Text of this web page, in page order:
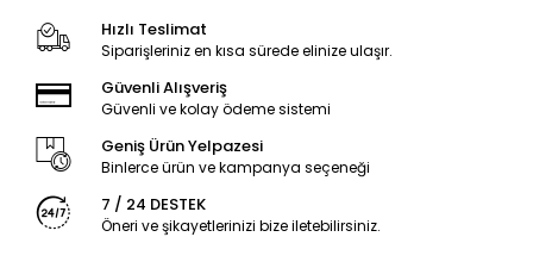
Hızlı Teslimat
Siparişleriniz en kısa sürede elinize ulaşır.
Güvenli Alışveriş
Güvenli ve kolay ödeme sistemi
Geniş Ürün Yelpazesi
Binlerce ürün ve kampanya seçeneği
7 / 24 DESTEK
Öneri ve şikayetlerinizi bize iletebilirsiniz.